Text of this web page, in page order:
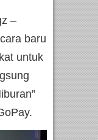
–
baru
untuk